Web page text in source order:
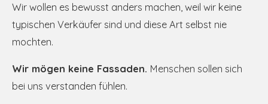
Wir wollen es bewusst anders machen, weil wir keine
typischen Verkäufer sind und diese Art selbst nie
mochten.
Wir mögen keine Fassaden. Menschen sollen sich
bei uns verstanden fühlen.